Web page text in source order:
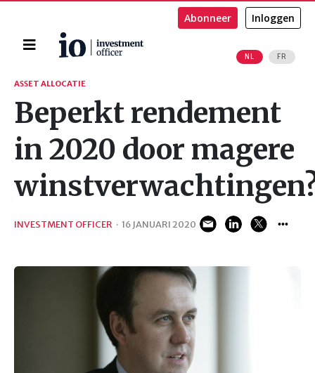
Home
NL FR
Abonneer Inloggen
Zoeken
ASSET ALLOCATIE
Beperkt rendement
in 2020 door magere
INVESTMENT OFFICER · 16 JANUARI 2020